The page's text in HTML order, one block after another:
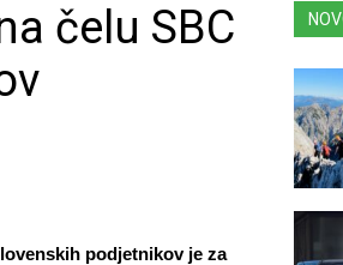
čelu SBC
podjetnikov je za